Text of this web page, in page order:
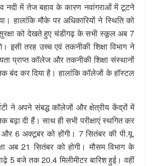
नदी में तेज बहाव के कारण नवांगराओं में टूटने
हालांकि मौके पर अधिकारियों ने स्थिति को
को देखते हुए चंडीगढ़ के सभी स्कूल अब 7
इसी तरह उच्च एवं तकनीकी शिक्षा विभाग ने
प्राप्त कॉलेज और तकनीकी शिक्षा संस्थानों
बंद कर दिया है। हालांकि कॉलेजों के हॉस्टल
ने अपने संबद्ध कॉलेजों और क्षेत्रीय केंद्रों में
बढ़ा दी हैं। साथ ही सभी परीक्षाएं स्थगित कर
6 अक्टूबर को होंगी। 7 सितंबर की पी.यू.
अब 21 सितंबर को होगी। मौसम विभाग के
5 बजे तक 20.4 मिलीमीटर बारिश हुई। वहीं